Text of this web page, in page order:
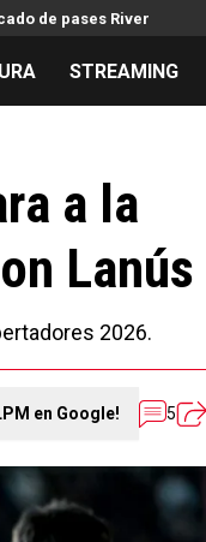
de pases River
Noticias
Guías
Códigos
Pronósticos
STREAMING
a la
Lanús
2026.
en Google! 5